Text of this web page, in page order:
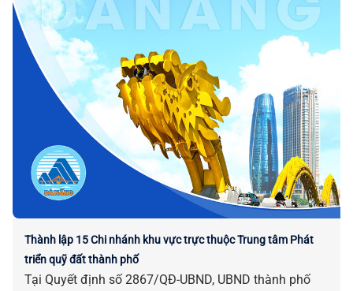
Thành lập 15 Chi nhánh khu vực trực thuộc Trung tâm Phát
triển quỹ đất thành phố
Tại Quyết định số 2867/QĐ-UBND, UBND thành phố